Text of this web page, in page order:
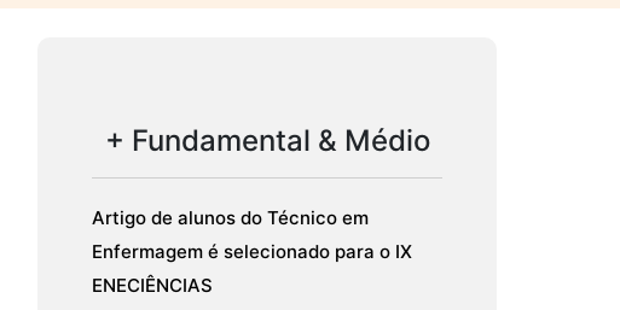
+ Fundamental & Médio
Artigo de alunos do Técnico em
Enfermagem é selecionado para o IX
ENECIÊNCIAS